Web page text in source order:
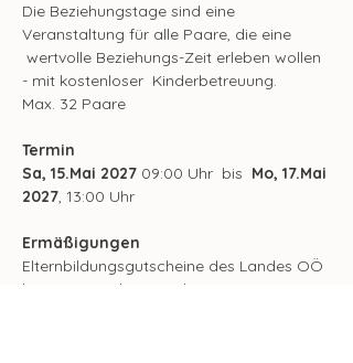
Die Beziehungstage sind eine
Veranstaltung für alle Paare, die eine
wertvolle Beziehungs-Zeit erleben wollen
- mit kostenloser  Kinderbetreuung.
Max. 32 Paare
Termin
Sa, 15.Mai 2027 09:00 Uhr  bis Mo, 17.Mai
2027, 13:00 Uhr
Ermäßigungen
Elternbildungsgutscheine des Landes OÖ
können eingelöst werden.